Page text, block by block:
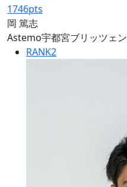
1746pts
岡 篤志
Astemo宇都宮ブリッツェン
RANK2